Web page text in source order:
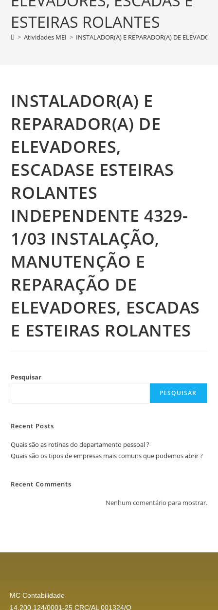
ESTEIRAS ROLANTES
> Atividades MEI > INSTALADOR(A) E REPARADOR(A) DE
INSTALADOR(A) E
REPARADOR(A) DE
ELEVADORES,
ESCADASE ESTEIRAS
ROLANTES
INDEPENDENTE 4329-
1/03 INSTALAÇÃO,
MANUTENÇÃO E
REPARAÇÃO DE
ELEVADORES, ESCADAS
E ESTEIRAS ROLANTES
Pesquisar
PESQUISAR
Recent Posts
Quais são as rotinas do departamento pessoal ?
Quais são os tipos de empresas mais comuns que podemos abrir ?
Recent Comments
Nenhum comentário para mostrar.
MC Contabilidade
14.200.124/0001-25 CRC/AL 001324/O